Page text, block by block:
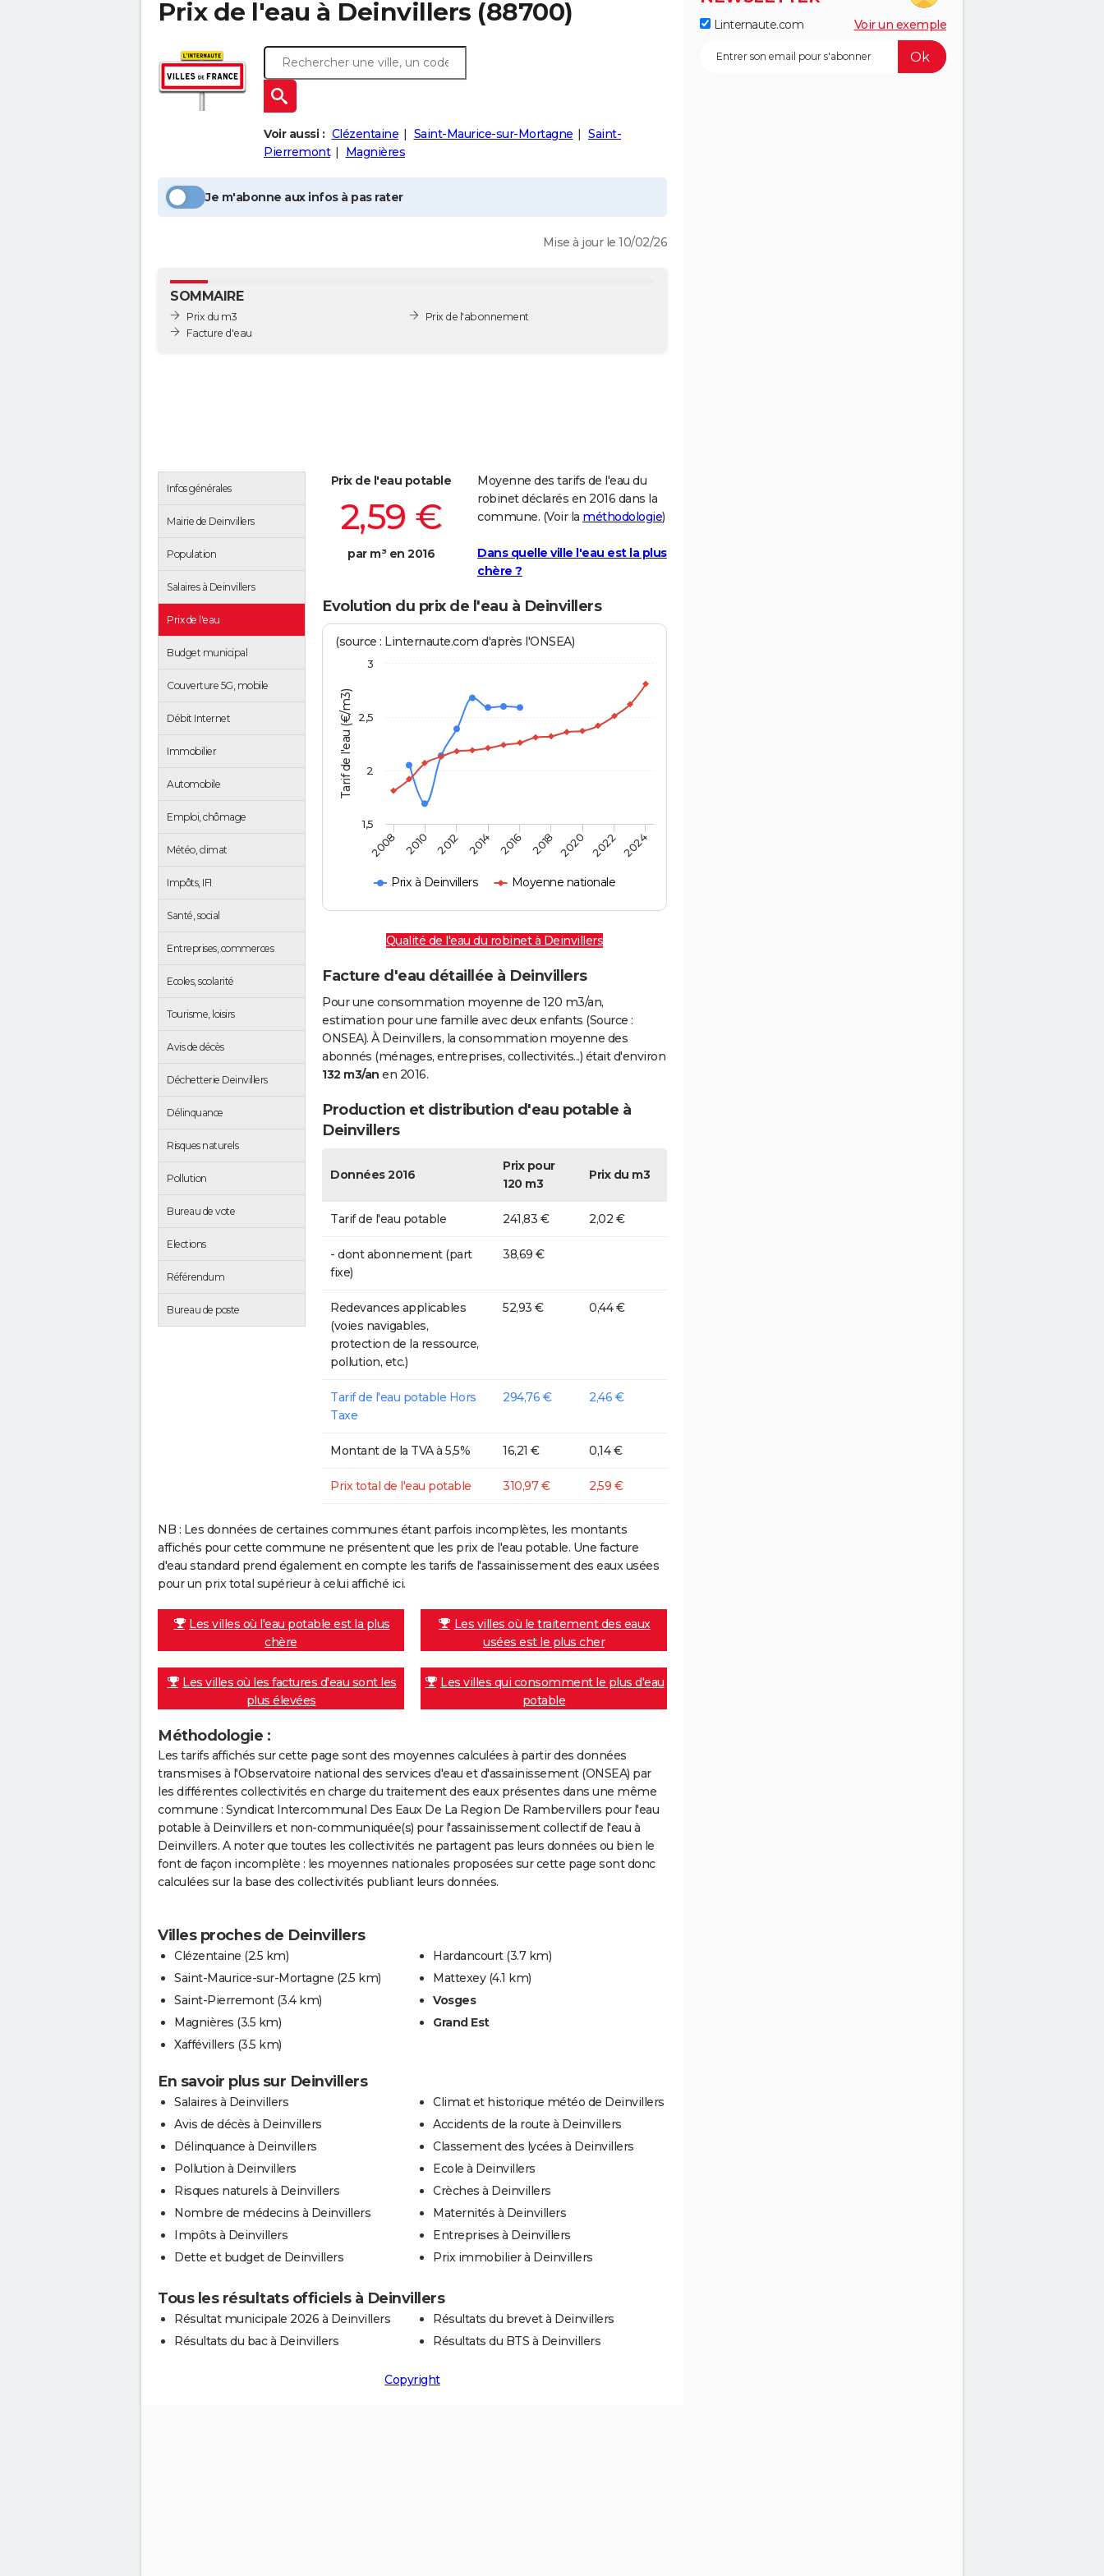
Prix de l'eau à Deinvillers (88700)
Voir aussi : Clézentaine Saint-Maurice-sur-Mortagne
Saint-
Pierremont
Magnières
Je m'abonne aux infos à pas rater
Mise à jour le 10/02/26
SOMMAIRE
Prix du m3
Facture d'eau
Prix de l'abonnement
Infos générales
Mairie de Deinvillers
Population
Salaires à Deinvillers
Prix de l'eau
Budget municipal
Couverture 5G, mobile
Débit Internet
Immobilier
Automobile
Emploi, chômage
Météo, climat
Impôts, IFI
Santé, social
Entreprises, commerces
Ecoles, scolarité
Tourisme, loisirs
Avis de décès
Déchetterie Deinvillers
Délinquance
Risques naturels
Pollution
Bureau de vote
Elections
Référendum
Bureau de poste
Prix de l'eau potable
2,59 €
par m³ en 2016
Moyenne des tarifs de l'eau du
robinet déclarés en 2016 dans la
commune. (Voir la méthodologie)
Dans quelle ville l'eau est la plus
chère ?
Evolution du prix de l'eau à Deinvillers
Tarif de l'eau (€/m3)
(source : Linternaute.com d'après l'ONSEA)
Prix à Deinvillers Moyenne nationale
2008 2010 2012 2014 2016 2018 2020 2022 2024
1,5
2
2,5
3
Qualité de l'eau du robinet à Deinvillers
Facture d'eau détaillée à Deinvillers
Pour une consommation moyenne de 120 m3/an,
estimation pour une famille avec deux enfants (Source :
ONSEA). À Deinvillers, la consommation moyenne des
abonnés (ménages, entreprises, collectivités...) était d'environ
132 m3/an en 2016.
Production et distribution d'eau potable à
Deinvillers
Données 2016
Prix pour
120 m3
Prix du m3
Tarif de l'eau potable 241,83 € 2,02 €
- dont abonnement (part
fixe)
38,69 €
Redevances applicables
(voies navigables,
protection de la ressource,
pollution, etc.)
52,93 € 0,44 €
Tarif de l'eau potable Hors
Taxe
294,76 € 2,46 €
Montant de la TVA à 5,5% 16,21 € 0,14 €
Prix total de l'eau potable 310,97 € 2,59 €
NB : Les données de certaines communes étant parfois incomplètes, les montants
affichés pour cette commune ne présentent que les prix de l'eau potable. Une facture
d'eau standard prend également en compte les tarifs de l'assainissement des eaux usées
pour un prix total supérieur à celui affiché ici.
Les villes où l'eau potable est la plus
chère
Les villes où le traitement des eaux
usées est le plus cher
Les villes où les factures d'eau sont les
plus élevées
Les villes qui consomment le plus d'eau
potable
Méthodologie :
Les tarifs affichés sur cette page sont des moyennes calculées à partir des données
transmises à l'Observatoire national des services d'eau et d'assainissement (ONSEA) par
les différentes collectivités en charge du traitement des eaux présentes dans une même
commune : Syndicat Intercommunal Des Eaux De La Region De Rambervillers pour l'eau
potable à Deinvillers et non-communiquée(s) pour l'assainissement collectif de l'eau à
Deinvillers. A noter que toutes les collectivités ne partagent pas leurs données ou bien le
font de façon incomplète : les moyennes nationales proposées sur cette page sont donc
calculées sur la base des collectivités publiant leurs données.
Villes proches de Deinvillers
Clézentaine (2.5 km)
Saint-Maurice-sur-Mortagne (2.5 km)
Saint-Pierremont (3.4 km)
Magnières (3.5 km)
Xaffévillers (3.5 km)
Hardancourt (3.7 km)
Mattexey (4.1 km)
Vosges
Grand Est
En savoir plus sur Deinvillers
Salaires à Deinvillers
Avis de décès à Deinvillers
Délinquance à Deinvillers
Pollution à Deinvillers
Risques naturels à Deinvillers
Nombre de médecins à Deinvillers
Impôts à Deinvillers
Dette et budget de Deinvillers
Climat et historique météo de Deinvillers
Accidents de la route à Deinvillers
Classement des lycées à Deinvillers
Ecole à Deinvillers
Crèches à Deinvillers
Maternités à Deinvillers
Entreprises à Deinvillers
Prix immobilier à Deinvillers
Tous les résultats officiels à Deinvillers
Résultat municipale 2026 à Deinvillers
Résultats du bac à Deinvillers
Résultats du brevet à Deinvillers
Résultats du BTS à Deinvillers
Copyright
Linternaute.com Voir un exemple